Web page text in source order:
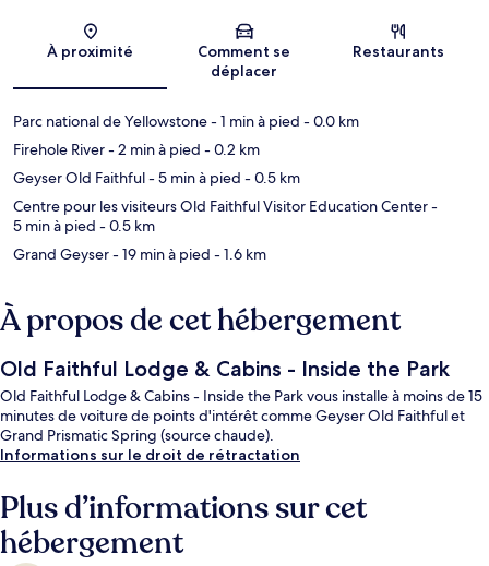
À proximité
Comment se
déplacer
Restaurants
Parc national de Yellowstone- 1 min à pied - 0.0 km
Firehole River- 2 min à pied - 0.2 km
Geyser Old Faithful- 5 min à pied - 0.5 km
Centre pour les visiteurs Old Faithful Visitor Education Center-
5 min à pied - 0.5 km
Grand Geyser- 19 min à pied - 1.6 km
À propos de cet hébergement
Old Faithful Lodge & Cabins - Inside the Park
Old Faithful Lodge & Cabins - Inside the Park vous installe à moins de 15
minutes de voiture de points d'intérêt comme Geyser Old Faithful et
Grand Prismatic Spring (source chaude).
Informations sur le droit de rétractation
Plus d’informations sur cet
hébergement